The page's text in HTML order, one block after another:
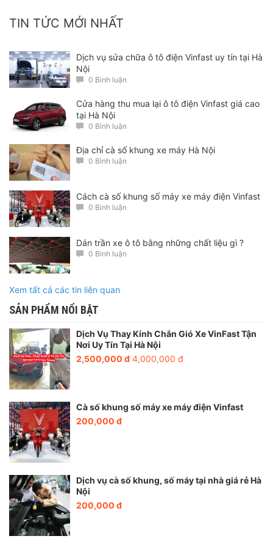
Quy trình thay kính tại Độ Nội Thất Ô Tô Hà Nội :
Bước 1:Tiến hành tháo Capo của xe để tiện cho việc
tháo kính ra
Bước 2:Tiến hành tháo kính cũ bị hỏng ra khỏi xe
Bước 3: Vệ sinh xung quanh các đường mép của kính
TIN TỨC MỚI NHẤT
Dịch vụ sửa chữa ô tô điện Vinfast uy tín tại Hà
Nội
0 Bình luận
Cửa hàng thu mua lại ô tô điện Vinfast giá cao
tại Hà Nội
0 Bình luận
Địa chỉ cà số khung xe máy Hà Nội
0 Bình luận
Cách cà số khung số máy xe máy điện Vinfast
0 Bình luận
Dán trần xe ô tô bằng những chất liệu gì ?
0 Bình luận
Xem tất cả các tin liên quan
SẢN PHẨM NỔI BẬT
Dịch Vụ Thay Kính Chắn Gió Xe VinFast Tận
Nơi Uy Tín Tại Hà Nội
2,500,000 đ 4,000,000 đ
Cà số khung số máy xe máy điện Vinfast
200,000 đ
Dịch vụ cà số khung, số máy tại nhà giá rẻ Hà
Nội
200,000 đ